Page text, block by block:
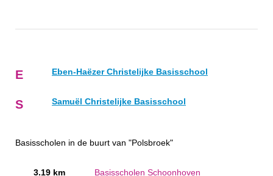
E Eben-Haëzer Christelijke Basisschool
S Samuël Christelijke Basisschool
Basisscholen in de buurt van "Polsbroek"
3.19 km Basisscholen Schoonhoven